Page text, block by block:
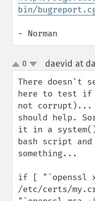
bin/
- Norman
up
down
0 daevid at
There doesn't
here to test
not corrupt)...
should help.
it in a
bash script
something...
if [ "`openssl
/etc/certs/